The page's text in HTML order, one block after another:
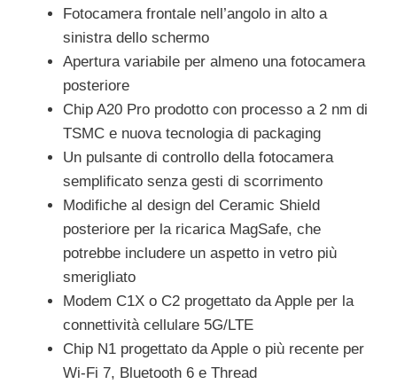
Fotocamera frontale nell’angolo in alto a
sinistra dello schermo
Apertura variabile per almeno una fotocamera
posteriore
Chip A20 Pro prodotto con processo a 2 nm di
TSMC e nuova tecnologia di packaging
Un pulsante di controllo della fotocamera
semplificato senza gesti di scorrimento
Modifiche al design del Ceramic Shield
posteriore per la ricarica MagSafe, che
potrebbe includere un aspetto in vetro più
smerigliato
Modem C1X o C2 progettato da Apple per la
connettività cellulare 5G/LTE
Chip N1 progettato da Apple o più recente per
Wi-Fi 7, Bluetooth 6 e Thread